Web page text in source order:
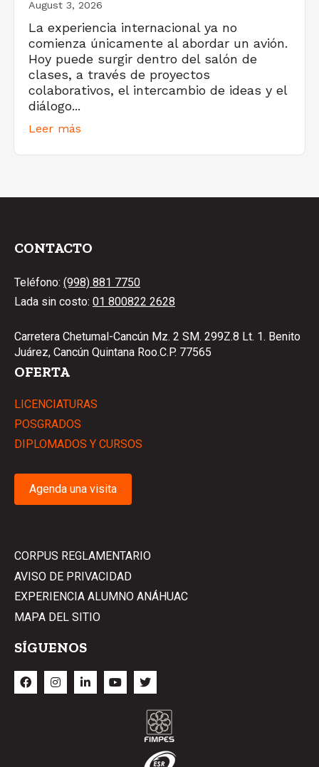
August 3, 2026
La experiencia internacional ya no
comienza únicamente al abordar un avión.
Hoy puede surgir dentro del salón de
clases, a través de proyectos
colaborativos, el intercambio de ideas y el
diálogo...
Leer más
CONTACTO
Teléfono: (998) 881 7750
Lada sin costo: 01 800822 2628
Carretera Chetumal-Cancún Mz. 2 SM. 299Z.8 Lt. 1. Benito
Juárez, Cancún Quintana Roo.C.P. 77565
OFERTA
LICENCIATURAS
POSGRADOS
DIPLOMADOS Y CURSOS
Agenda una visita
CORPUS REGLAMENTARIO
AVISO DE PRIVACIDAD
EXPERIENCIA ALUMNO ANÁHUAC
MAPA DEL SITIO
SÍGUENOS